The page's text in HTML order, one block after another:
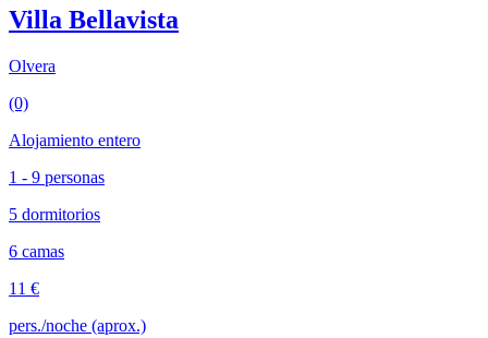
Villa Bellavista
Olvera
(0)
Alojamiento entero
1 - 9 personas
5 dormitorios
6 camas
11 €
pers./noche (aprox.)